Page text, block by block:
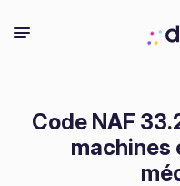
Code NAF
machines